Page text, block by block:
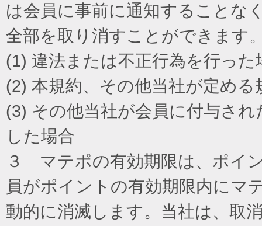
は会員に事前に通知することな
全部を取り消すことができます
(1) 違法または不正行為を行った
(2) 本規約、その他当社が定め
(3) その他当社が会員に付与さ
した場合
３ マテポの有効期限は、ポイ
員がポイントの有効期限内にマ
動的に消滅します。当社は、取